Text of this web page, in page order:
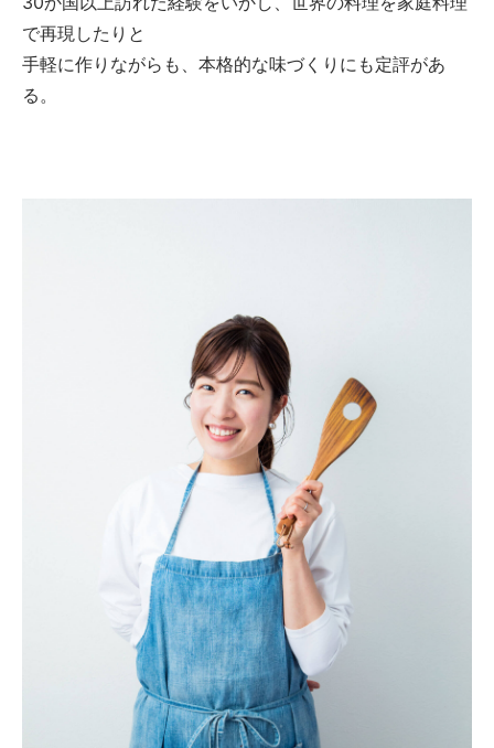
で再現したりと
手軽に作りながらも、本格的な味づくりにも定評があ
る。